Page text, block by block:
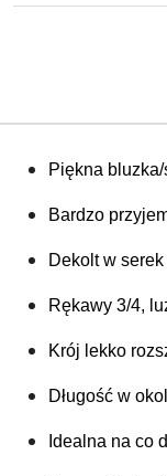
Piękna
Bardzo
Dekolt w serek
Rękawy 3/4,
Krój lekko
Długość w
Idealna na co